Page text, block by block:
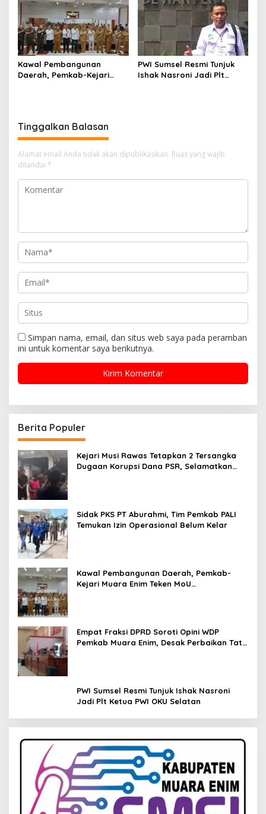
Kawal Pembangunan
Daerah, Pemkab-Kejari
PWI Sumsel Resmi Tunjuk
Ishak Nasroni Jadi Plt
Tinggalkan Balasan
Alamat email Anda tidak akan dipublikasikan. Ruas yang wajib
ditandai *
Simpan nama, email, dan situs web saya pada peramban
ini untuk komentar saya berikutnya.
Berita Populer
Kejari Musi Rawas Tetapkan 2 Tersangka
Dugaan Korupsi Dana PSR, Selamatkan
Sidak PKS PT Aburahmi, Tim Pemkab PALI
Temukan Izin Operasional Belum Kelar
Kawal Pembangunan Daerah, Pemkab-
Kejari Muara Enim Teken MoU
Empat Fraksi DPRD Soroti Opini WDP
Pemkab Muara Enim, Desak Perbaikan Tata
PWI Sumsel Resmi Tunjuk Ishak Nasroni
Jadi Plt Ketua PWI OKU Selatan